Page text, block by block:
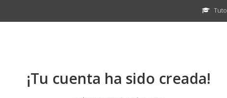
¡Tu cuenta ha sido creada!